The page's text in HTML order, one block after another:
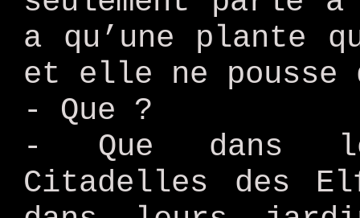
a qu’une plante
et elle ne pousse
- Que ?
- Que dans
Citadelles des